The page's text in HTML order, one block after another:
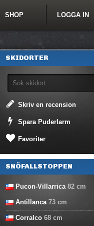
LOGGA IN
SHOP
SKIDORTER
Skriv en recension
Spara Puderlarm
Favoriter
SNÖFALLSTOPPEN
Pucon-Villarrica82 cm
Antillanca73 cm
Corralco 68 cm